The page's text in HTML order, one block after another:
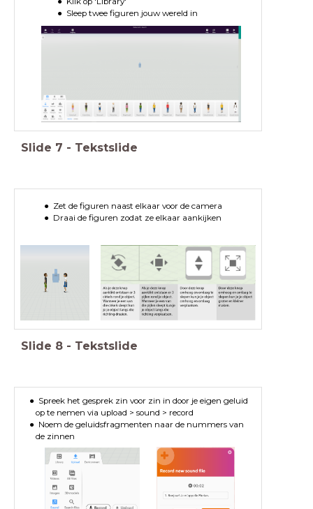
Sleep twee figuren jouw wereld in
Slide 7 - Tekstslide
Zet de figuren naast elkaar voor de camera
Draai de figuren zodat ze elkaar aankijken
Slide 8 - Tekstslide
Spreek het gesprek zin voor zin in door je eigen geluid
op te nemen via upload > sound > record
Noem de geluidsfragmenten naar de nummers van
de zinnen